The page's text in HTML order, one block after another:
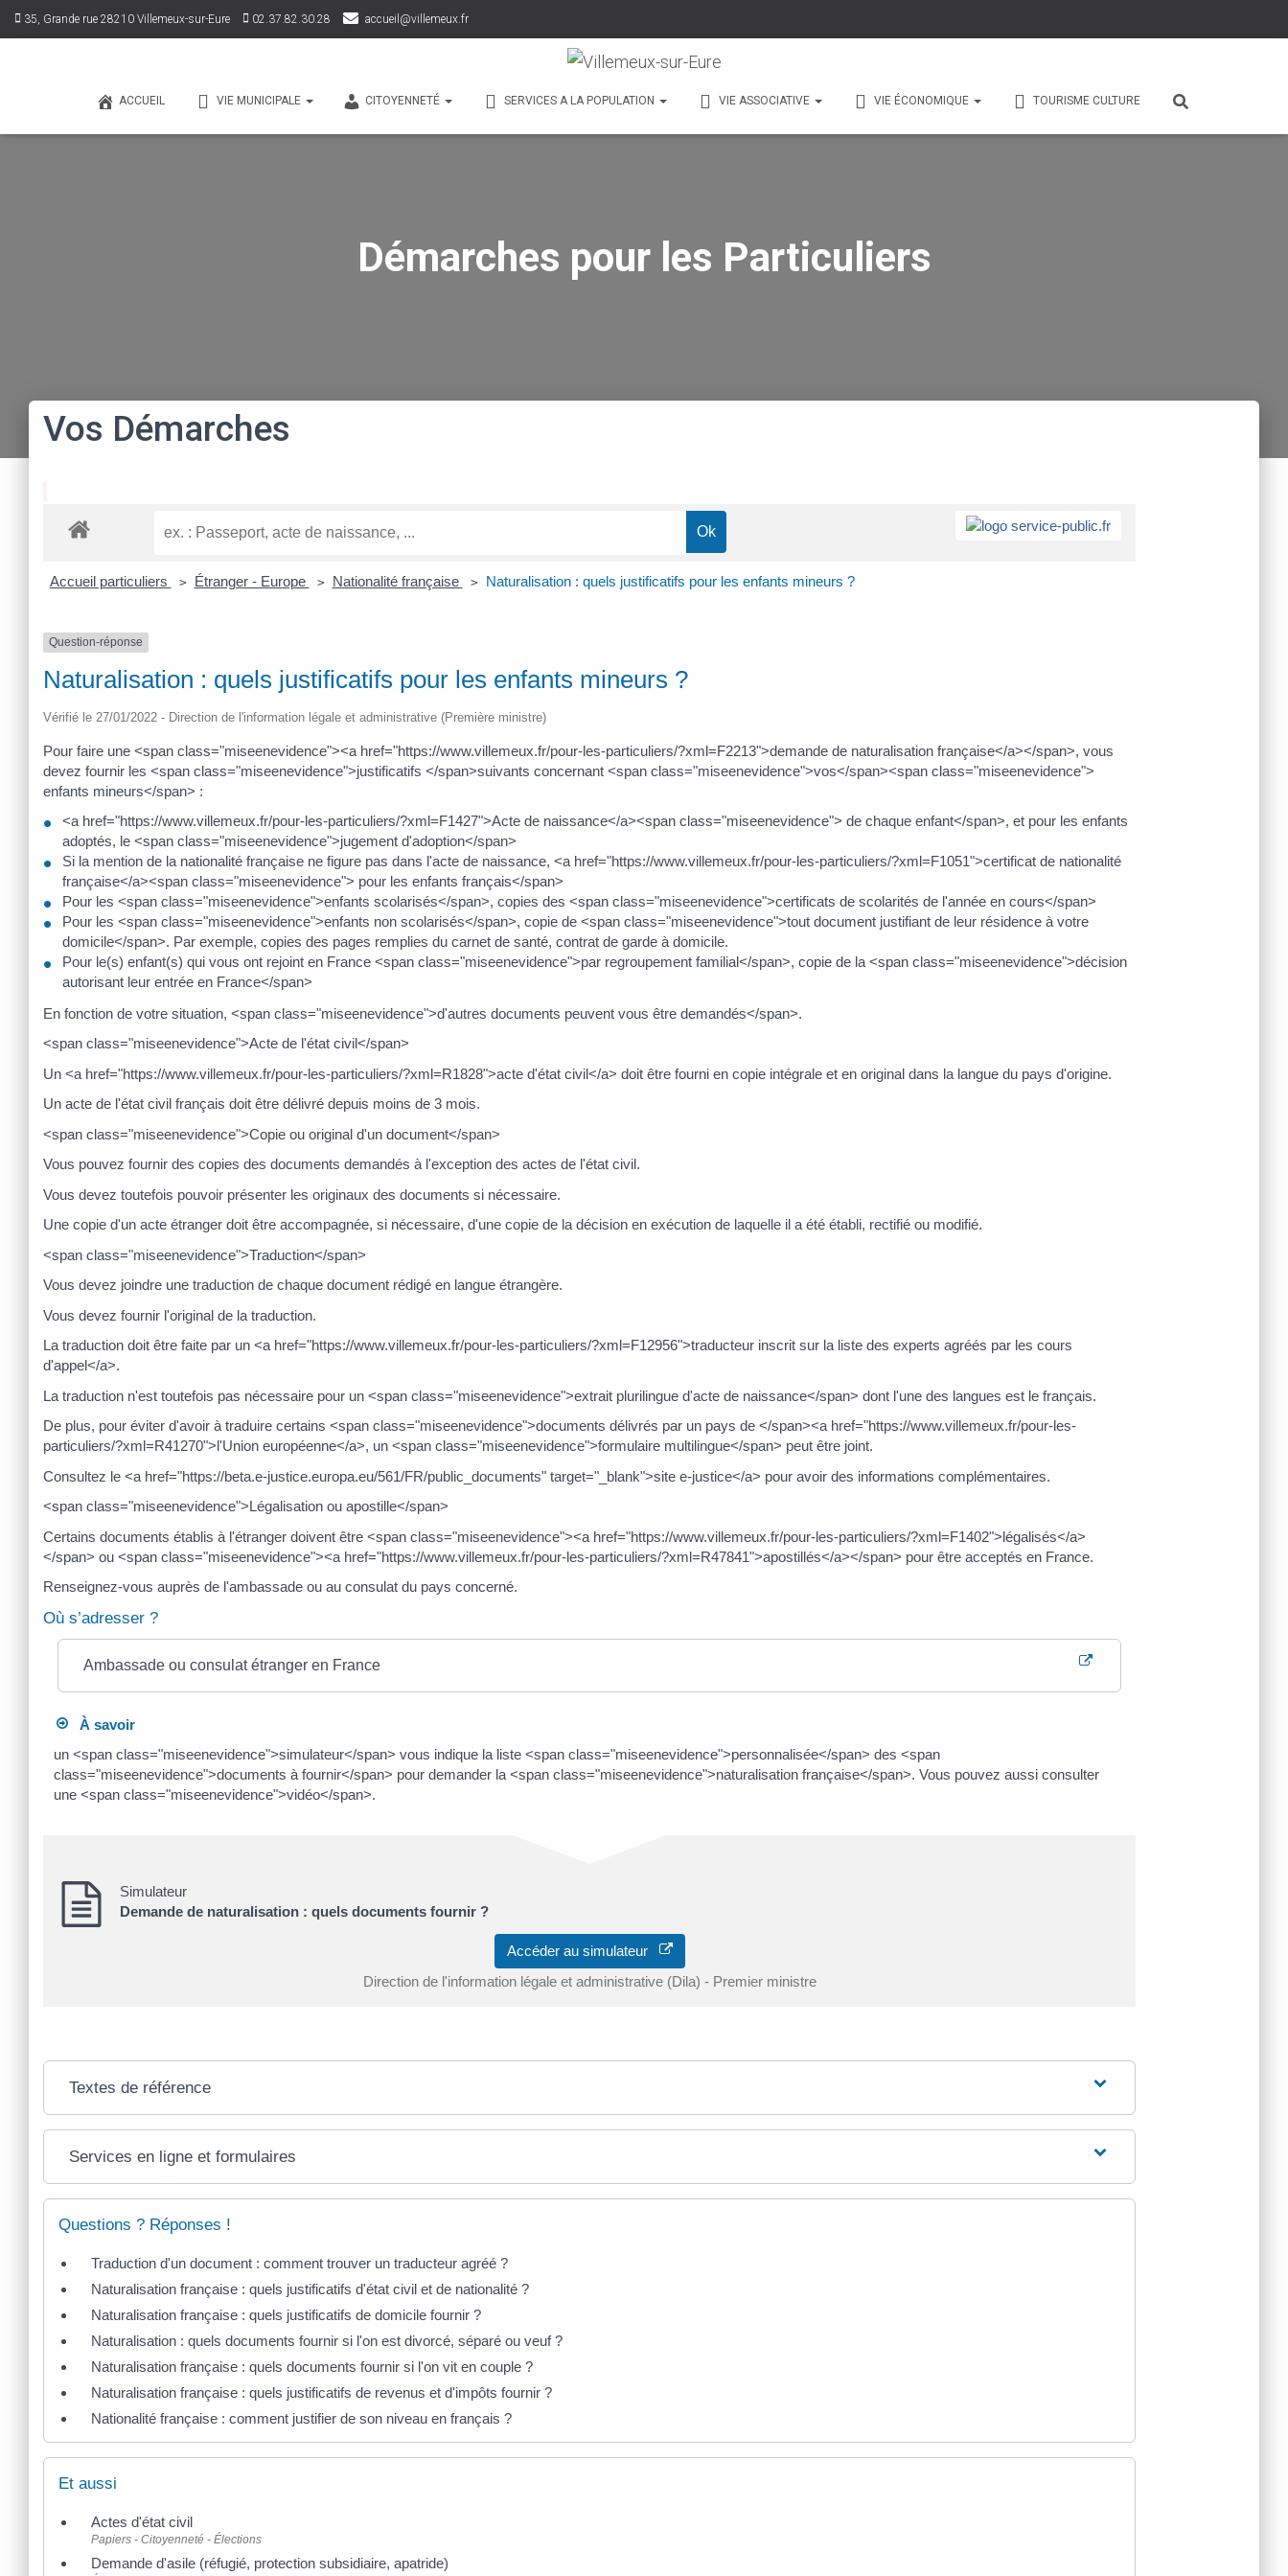
35, Grande rue 28210 Villemeux-sur-Eure 02.37.82.30.28 accueil@villemeux.fr
ACCUEIL VIE MUNICIPALE CITOYENNETÉ SERVICES A LA POPULATION VIE ASSOCIATIVE VIE ÉCONOMIQUE TOURISME CULTURE
Démarches pour les Particuliers
Vos Démarches
Accueil particuliers > Étranger - Europe > Nationalité française > Naturalisation : quels justificatifs pour les enfants mineurs ?
Question-réponse
Naturalisation : quels justificatifs pour les enfants mineurs ?
Vérifié le 27/01/2022 - Direction de l'information légale et administrative (Première ministre)
Pour faire une <span class="miseenevidence"><a href="https://www.villemeux.fr/pour-les-particuliers/?xml=F2213">demande de naturalisation française</a></span>, vous
devez fournir les <span class="miseenevidence">justificatifs </span>suivants concernant <span class="miseenevidence">vos</span><span class="miseenevidence">
enfants mineurs</span> :
<a href="https://www.villemeux.fr/pour-les-particuliers/?xml=F1427">Acte de naissance</a><span class="miseenevidence"> de chaque enfant</span>, et pour les enfants
adoptés, le <span class="miseenevidence">jugement d'adoption</span>
Si la mention de la nationalité française ne figure pas dans l'acte de naissance, <a href="https://www.villemeux.fr/pour-les-particuliers/?xml=F1051">certificat de nationalité
française</a><span class="miseenevidence"> pour les enfants français</span>
Pour les <span class="miseenevidence">enfants scolarisés</span>, copies des <span class="miseenevidence">certificats de scolarités de l'année en cours</span>
Pour les <span class="miseenevidence">enfants non scolarisés</span>, copie de <span class="miseenevidence">tout document justifiant de leur résidence à votre
domicile</span>. Par exemple, copies des pages remplies du carnet de santé, contrat de garde à domicile.
Pour le(s) enfant(s) qui vous ont rejoint en France <span class="miseenevidence">par regroupement familial</span>, copie de la <span class="miseenevidence">décision
autorisant leur entrée en France</span>
En fonction de votre situation, <span class="miseenevidence">d'autres documents peuvent vous être demandés</span>.
<span class="miseenevidence">Acte de l'état civil</span>
Un <a href="https://www.villemeux.fr/pour-les-particuliers/?xml=R1828">acte d'état civil</a> doit être fourni en copie intégrale et en original dans la langue du pays d'origine.
Un acte de l'état civil français doit être délivré depuis moins de 3 mois.
<span class="miseenevidence">Copie ou original d'un document</span>
Vous pouvez fournir des copies des documents demandés à l'exception des actes de l'état civil.
Vous devez toutefois pouvoir présenter les originaux des documents si nécessaire.
Une copie d'un acte étranger doit être accompagnée, si nécessaire, d'une copie de la décision en exécution de laquelle il a été établi, rectifié ou modifié.
<span class="miseenevidence">Traduction</span>
Vous devez joindre une traduction de chaque document rédigé en langue étrangère.
Vous devez fournir l'original de la traduction.
La traduction doit être faite par un <a href="https://www.villemeux.fr/pour-les-particuliers/?xml=F12956">traducteur inscrit sur la liste des experts agréés par les cours
d'appel</a>.
La traduction n'est toutefois pas nécessaire pour un <span class="miseenevidence">extrait plurilingue d'acte de naissance</span> dont l'une des langues est le français.
De plus, pour éviter d'avoir à traduire certains <span class="miseenevidence">documents délivrés par un pays de </span><a href="https://www.villemeux.fr/pour-les-
particuliers/?xml=R41270">l'Union européenne</a>, un <span class="miseenevidence">formulaire multilingue</span> peut être joint.
Consultez le <a href="https://beta.e-justice.europa.eu/561/FR/public_documents" target="_blank">site e-justice</a> pour avoir des informations complémentaires.
<span class="miseenevidence">Légalisation ou apostille</span>
Certains documents établis à l'étranger doivent être <span class="miseenevidence"><a href="https://www.villemeux.fr/pour-les-particuliers/?xml=F1402">légalisés</a>
</span> ou <span class="miseenevidence"><a href="https://www.villemeux.fr/pour-les-particuliers/?xml=R47841">apostillés</a></span> pour être acceptés en France.
Renseignez-vous auprès de l'ambassade ou au consulat du pays concerné.
Où s’adresser ?
Ambassade ou consulat étranger en France
À savoir
un <span class="miseenevidence">simulateur</span> vous indique la liste <span class="miseenevidence">personnalisée</span> des <span
class="miseenevidence">documents à fournir</span> pour demander la <span class="miseenevidence">naturalisation française</span>. Vous pouvez aussi consulter
une <span class="miseenevidence">vidéo</span>.
Simulateur
Demande de naturalisation : quels documents fournir ?
Accéder au simulateur
Direction de l'information légale et administrative (Dila) - Premier ministre
Textes de référence
Services en ligne et formulaires
Questions ? Réponses !
Traduction d'un document : comment trouver un traducteur agréé ?
Naturalisation française : quels justificatifs d'état civil et de nationalité ?
Naturalisation française : quels justificatifs de domicile fournir ?
Naturalisation : quels documents fournir si l'on est divorcé, séparé ou veuf ?
Naturalisation française : quels documents fournir si l'on vit en couple ?
Naturalisation française : quels justificatifs de revenus et d'impôts fournir ?
Nationalité française : comment justifier de son niveau en français ?
Et aussi
Actes d'état civil
Papiers - Citoyenneté - Élections
Demande d'asile (réfugié, protection subsidiaire, apatride)